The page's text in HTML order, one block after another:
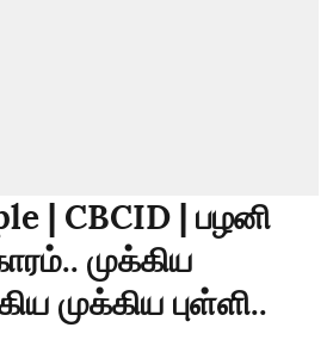
| CBCID | பழனி
முக்கிய
முக்கிய புள்ளி..